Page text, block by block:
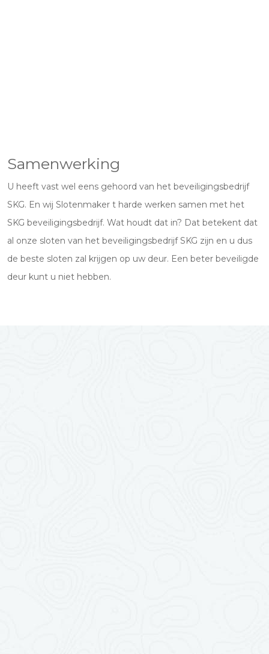
Samenwerking
U heeft vast wel eens gehoord van het beveiligingsbedrijf
SKG. En wij Slotenmaker t harde werken samen met het
SKG beveiligingsbedrijf. Wat houdt dat in? Dat betekent dat
al onze sloten van het beveiligingsbedrijf SKG zijn en u dus
de beste sloten zal krijgen op uw deur. Een beter beveiligde
deur kunt u niet hebben.